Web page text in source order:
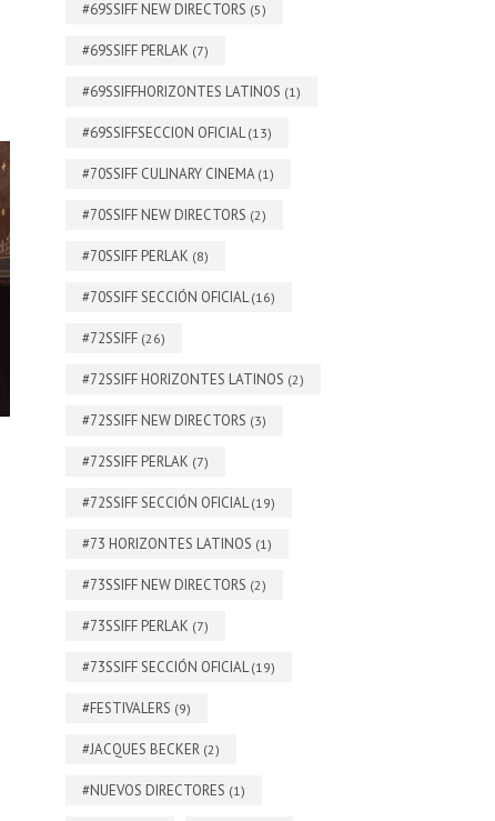
#69SSIFF NEW DIRECTORS (5)
#69SSIFF PERLAK (7)
#69SSIFFHORIZONTES LATINOS (1)
#69SSIFFSECCION OFICIAL(13)
#70SSIFF CULINARY CINEMA (1)
#70SSIFF NEW DIRECTORS (2)
#70SSIFF PERLAK (8)
#70SSIFF SECCIÓN OFICIAL(16)
#72SSIFF (26)
#72SSIFF HORIZONTES LATINOS (2)
#72SSIFF NEW DIRECTORS (3)
#72SSIFF PERLAK (7)
#72SSIFF SECCIÓN OFICIAL(19)
#73 HORIZONTES LATINOS (1)
#73SSIFF NEW DIRECTORS (2)
#73SSIFF PERLAK (7)
#73SSIFF SECCIÓN OFICIAL(19)
#FESTIVALERS (9)
#JACQUES BECKER (2)
#NUEVOS DIRECTORES (1)